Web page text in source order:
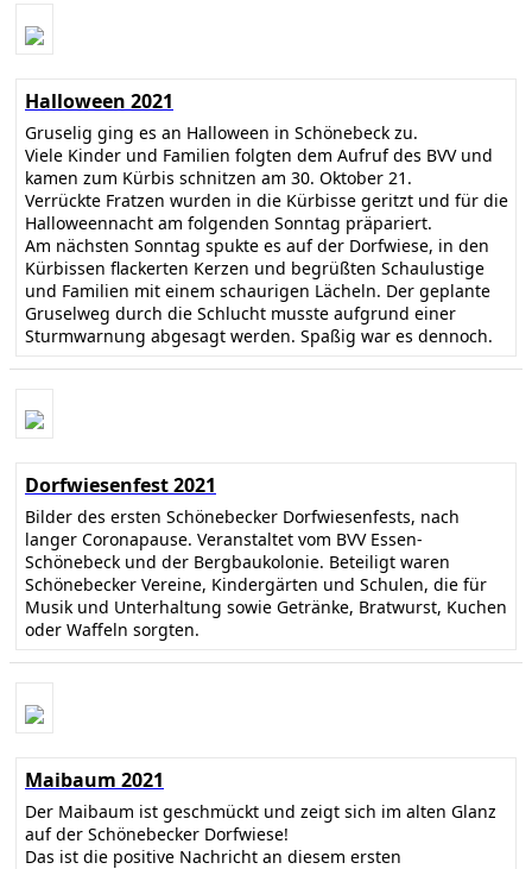
Halloween 2021
Gruselig ging es an Halloween in Schönebeck zu.
Viele Kinder und Familien folgten dem Aufruf des BVV und
kamen zum Kürbis schnitzen am 30. Oktober 21.
Verrückte Fratzen wurden in die Kürbisse geritzt und für die
Halloweennacht am folgenden Sonntag präpariert.
Am nächsten Sonntag spukte es auf der Dorfwiese, in den
Kürbissen flackerten Kerzen und begrüßten Schaulustige
und Familien mit einem schaurigen Lächeln. Der geplante
Gruselweg durch die Schlucht musste aufgrund einer
Sturmwarnung abgesagt werden. Spaßig war es dennoch.
Dorfwiesenfest 2021
Bilder des ersten Schönebecker Dorfwiesenfests, nach
langer Coronapause. Veranstaltet vom BVV Essen-
Schönebeck und der Bergbaukolonie. Beteiligt waren
Schönebecker Vereine, Kindergärten und Schulen, die für
Musik und Unterhaltung sowie Getränke, Bratwurst, Kuchen
oder Waffeln sorgten.
Maibaum 2021
Der Maibaum ist geschmückt und zeigt sich im alten Glanz
auf der Schönebecker Dorfwiese!
Das ist die positive Nachricht an diesem ersten